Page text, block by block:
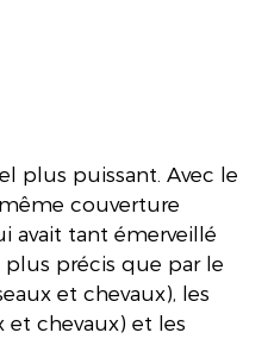
plus puissant. Avec le
couverture
avait tant émerveillé
plus précis que par le
et chevaux), les
et chevaux) et les